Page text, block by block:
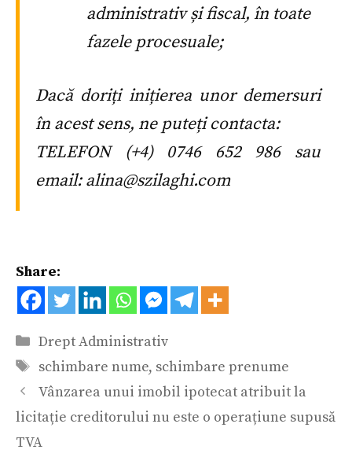
administrativ și fiscal, în toate
fazele procesuale;
Dacă doriți inițierea unor demersuri
în acest sens, ne puteți contacta:
TELEFON (+4) 0746 652 986 sau
email: alina@szilaghi.com
Share:
Categorii
Drept Administrativ
Etichete
schimbare nume, schimbare prenume
Vânzarea unui imobil ipotecat atribuit la
licitație creditorului nu este o operațiune supusă
TVA